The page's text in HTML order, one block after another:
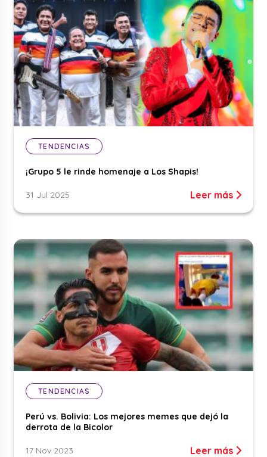
TENDENCIAS
¡Grupo 5 le rinde homenaje a Los Shapis!
31 Jul 2025 Leer más
TENDENCIAS
Perú vs. Bolivia: Los mejores memes que dejó la
derrota de la Bicolor
17 Nov 2023 Leer más